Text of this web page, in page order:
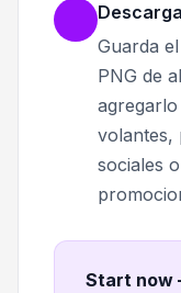
Guarda
PNG de
volantes,
sociales
Start